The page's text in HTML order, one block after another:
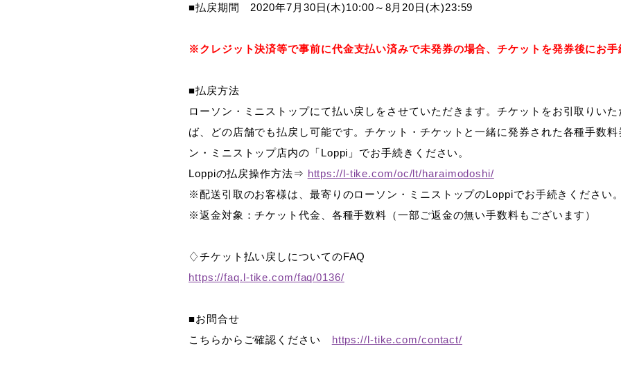
■払戻期間 2020年7 月 30日(木)10:00 ～ 8月 20日 (木)23:59
※クレジット決済等で事前に代金支払い済みで未発券の場合、チケットを発券後にお手
■払戻方法
ローソン・ミニストップにて払い戻しをさせていただきます。チケットをお引取りい
ば、どの店舗でも払戻し可能です。チケット・チケットと一緒に発券された各種手数
ン・ミニストップ店内の「Loppi 」でお手続きください。
Loppiの払戻操作方法⇒ https://l-tike.com/oc/lt/haraimodoshi/
※配送引取のお客様は、最寄りのローソン・ミニストップのLoppiでお手続きください。
※返金対象：チケット代金、各種手数料（一部ご返金の無い手数料もございます）
♢チケット払い戻しについてのFAQ
https://faq.l-tike.com/faq/0136/
■お問合せ
こちらからご確認ください https://l-tike.com/contact/